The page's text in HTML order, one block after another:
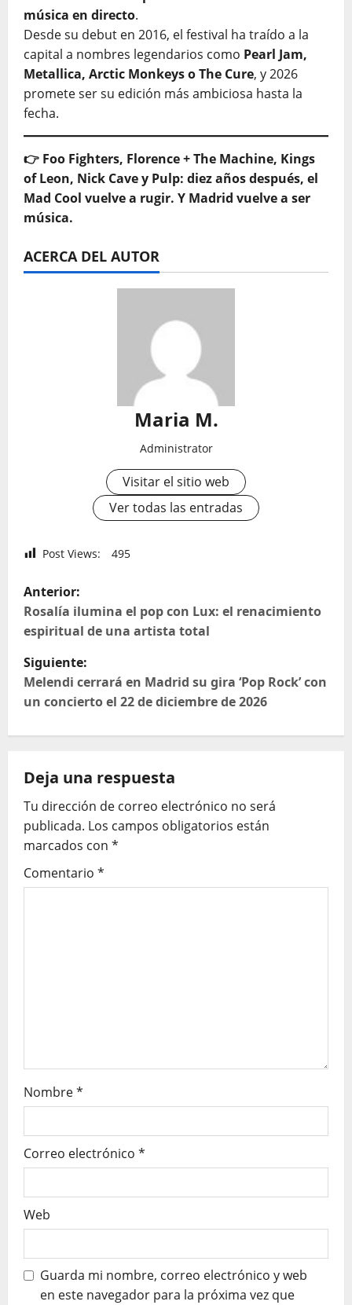
música en directo.
Desde su debut en 2016, el festival ha traído a la
capital a nombres legendarios como Pearl Jam,
Metallica, Arctic Monkeys o The Cure, y 2026
promete ser su edición más ambiciosa hasta la
fecha.
👉 Foo Fighters, Florence + The Machine, Kings
of Leon, Nick Cave y Pulp: diez años después, el
Mad Cool vuelve a rugir. Y Madrid vuelve a ser
música.
ACERCA DEL AUTOR
Maria M.
Administrator
Visitar el sitio web
Ver todas las entradas
Post Views: 495
N
a
v
e
c
i
ó
n
r
a
d
s
Anterior:
Rosalía ilumina el pop con Lux: el renacimiento
espiritual de una artista total
Siguiente:
Melendi cerrará en Madrid su gira ‘Pop Rock’ con
un concierto el 22 de diciembre de 2026
Deja una respuesta
Tu dirección de correo electrónico no será
publicada. Los campos obligatorios están
marcados con *
Comentario *
Nombre*
Correo electrónico *
Web
Guarda mi nombre, correo electrónico y web
en este navegador para la próxima vez que